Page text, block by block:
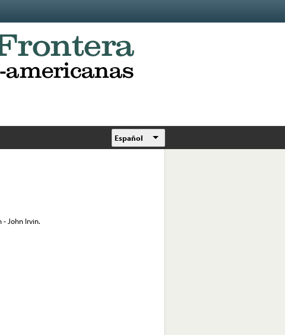
Español
- John Irvin.